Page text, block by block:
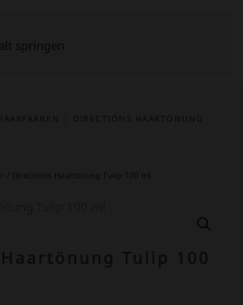
springen
/ Directions Haartönung Tulip 100 ml